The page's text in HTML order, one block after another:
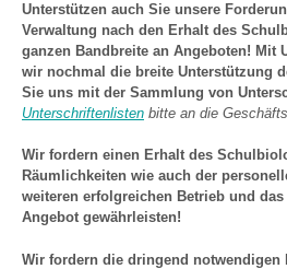
Unterstützen auch Sie unsere
Verwaltung nach den Erhalt des
ganzen Bandbreite an Angeboten! Mit
wir nochmal die breite Unterstützung
Sie uns mit der Sammlung von
Unterschriftenlisten bitte an die
Wir fordern einen Erhalt des
Räumlichkeiten wie auch der
weiteren erfolgreichen Betrieb und das
Angebot gewährleisten!
Wir fordern die dringend notwendigen